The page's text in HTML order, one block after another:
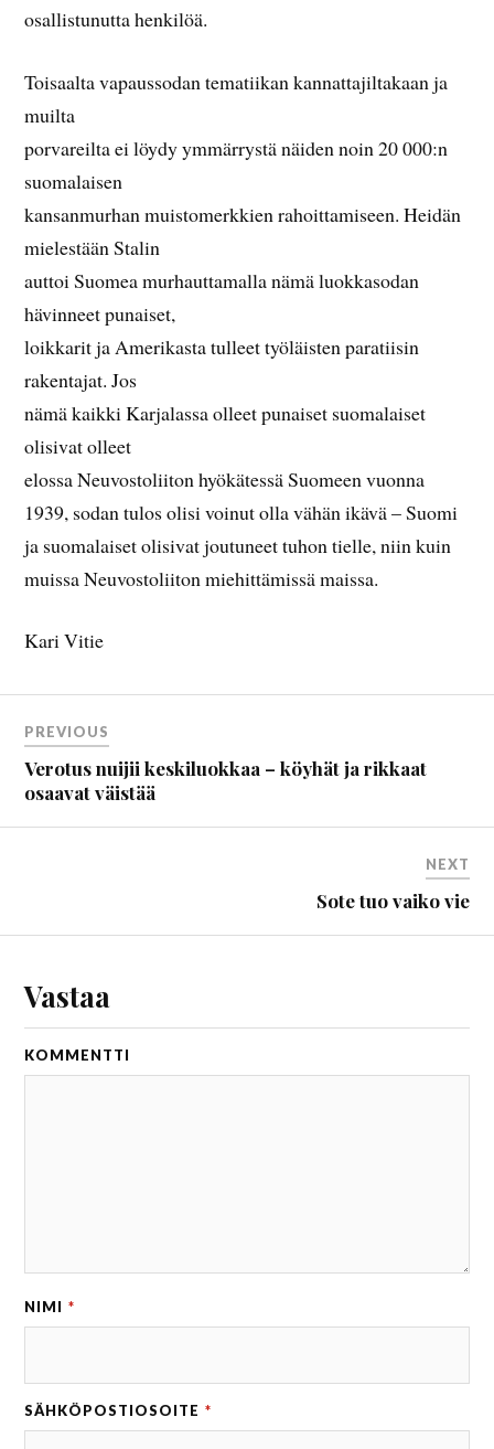
osallistunutta henkilöä.
Toisaalta vapaussodan tematiikan kannattajiltakaan ja
muilta
porvareilta ei löydy ymmärrystä näiden noin 20 000:n
suomalaisen
kansanmurhan muistomerkkien rahoittamiseen. Heidän
mielestään Stalin
auttoi Suomea murhauttamalla nämä luokkasodan
hävinneet punaiset,
loikkarit ja Amerikasta tulleet työläisten paratiisin
rakentajat. Jos
nämä kaikki Karjalassa olleet punaiset suomalaiset
olisivat olleet
elossa Neuvostoliiton hyökätessä Suomeen vuonna
1939, sodan tulos olisi voinut olla vähän ikävä – Suomi
ja suomalaiset olisivat joutuneet tuhon tielle, niin kuin
muissa Neuvostoliiton miehittämissä maissa.
Kari Vitie
PREVIOUS
Verotus nuijii keskiluokkaa – köyhät ja rikkaat
osaavat väistää
NEXT
Sote tuo vaiko vie
Vastaa
KOMMENTTI
NIMI *
SÄHKÖPOSTIOSOITE *